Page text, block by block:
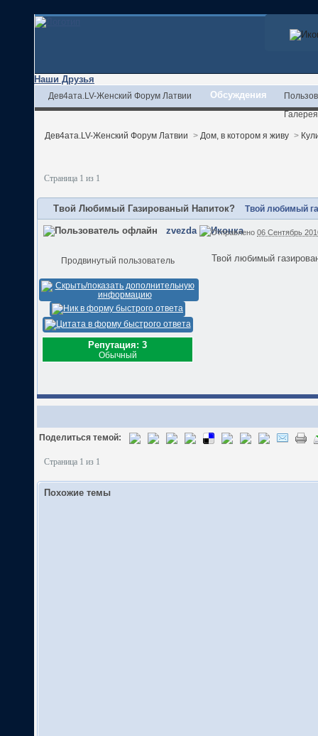
Наши Друзья
Дев4ата.LV-Женский Форум Латвии Обсуждения
Галерея
Дев4ата.LV-Женский Форум Латвии > Дом, в котором я живу >
Страница 1 из 1
Твой Любимый Газированый Напиток? Твой любимый
zvezda
Продвинутый пользователь
Репутация: 3
Обычный
Отправлено 06 Сентябрь
Твой любимый
Поделиться темой:
Страница 1 из 1
Похожие темы